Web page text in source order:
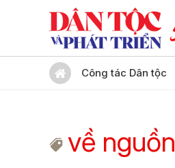
Công tác Dân tộc
về nguồn